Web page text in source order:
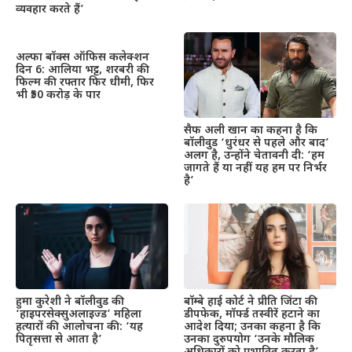
व्यवहार करते हैं’
अल्फा बॉक्स ऑफिस कलेक्शन
दिन 6: आलिया भट्ट, शरबरी की
फिल्म की रफ्तार फिर धीमी, फिर
भी ₹50 करोड़ के पार
सैफ अली खान का कहना है कि
बॉलीवुड ‘धुरंधर से पहले और बाद’
अलग है, उन्होंने चेतावनी दी: ‘हम
जागते हैं या नहीं यह हम पर निर्भर
है’
हुमा कुरेशी ने बॉलीवुड की
‘हाइपरसेक्सुअलाइज्ड’ महिला
हत्यारों की आलोचना की: ‘यह
पितृसत्ता से आता है’
बॉम्बे हाई कोर्ट ने प्रीति जिंटा की
डीपफेक, मॉर्फ्ड तस्वीरें हटाने का
आदेश दिया; उनका कहना है कि
उनका दुरुपयोग ‘उनके मौलिक